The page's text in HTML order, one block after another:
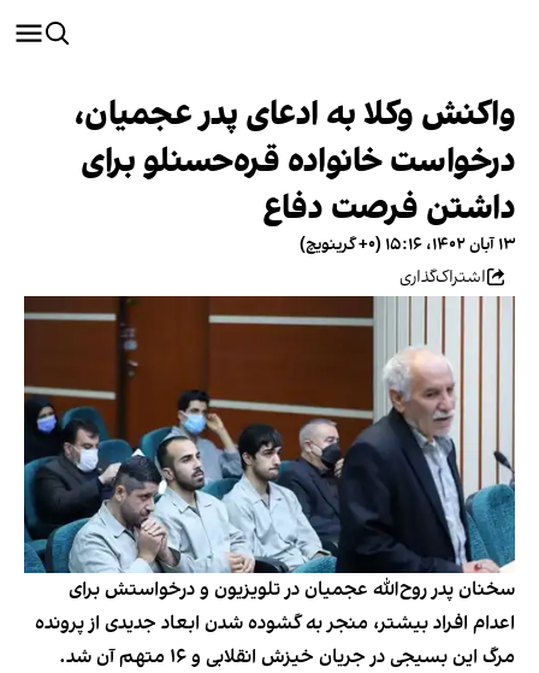
واکنش وکلا به ادعای پدر عجمیان،
درخواست خانواده قره‌حسنلو برای
داشتن فرصت دفاع
۱۳ آبان ۱۴۰۲، ۱۵:۱۶ (‎+۰ گرینویچ)
اشتراک‌گذاری
سخنان پدر روح‌الله عجمیان در تلویزیون و درخواستش برای
اعدام افراد بیشتر، منجر به گشوده شدن ابعاد جدیدی از پرونده
مرگ این بسیجی در جریان خیزش انقلابی و ۱۶ متهم آن شد.